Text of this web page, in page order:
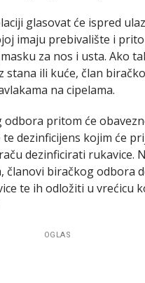
glasovat će ispred
imaju prebivalište i
za nos i usta. Ako
stana ili kuće, član
na cipelama.
odbora pritom će
te dezinficijens kojim će
dezinficirati rukavice.
članovi biračkog odbora
te ih odložiti u vrećicu
OGLAS